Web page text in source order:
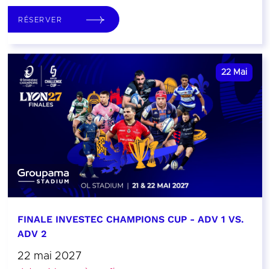
RÉSERVER
22 Mai
FINALE INVESTEC CHAMPIONS CUP - ADV 1 VS.
ADV 2
22 mai 2027